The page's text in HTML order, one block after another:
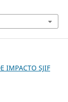
IMPACTO SJIF